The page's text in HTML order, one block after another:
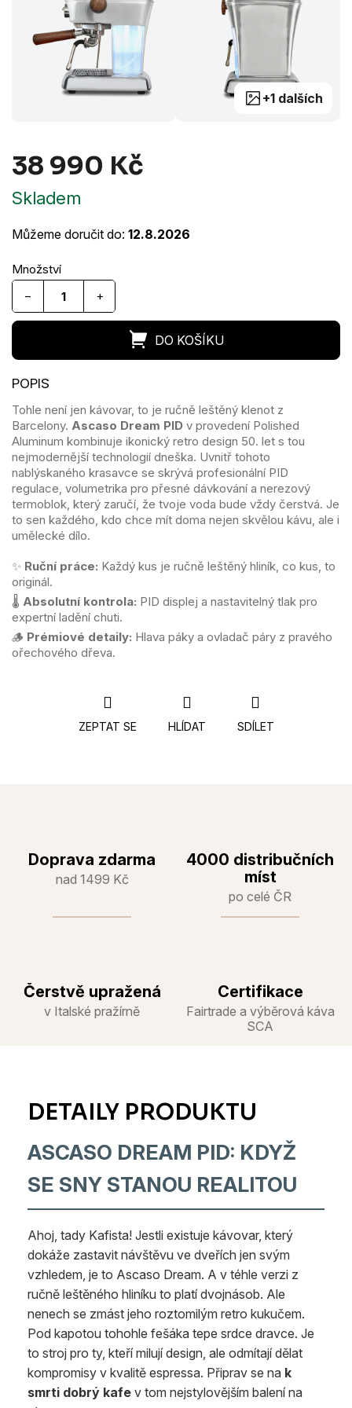
+1 dalších
38 990 Kč
Skladem
Můžeme doručit do: 12.8.2026
+
−
Tohle není jen kávovar, to je ručně leštěný klenot z
Barcelony. Ascaso Dream PID v provedení Polished
Aluminum kombinuje ikonický retro design 50. let s tou
nejmodernější technologií dneška. Uvnitř tohoto
nablýskaného krasavce se skrývá profesionální PID
regulace, volumetrika pro přesné dávkování a nerezový
termoblok, který zaručí, že tvoje voda bude vždy čerstvá. Je
to sen každého, kdo chce mít doma nejen skvělou kávu, ale i
umělecké dílo.
✨ Ruční práce: Každý kus je ručně leštěný hliník, co kus, to
originál.
🌡️ Absolutní kontrola: PID displej a nastavitelný tlak pro
expertní ladění chuti.
🪵 Prémiové detaily: Hlava páky a ovladač páry z pravého
ořechového dřeva.
ZEPTAT SE HLÍDAT SDÍLET
Doprava zdarma
nad 1499 Kč
4000 distribučních
míst
po celé ČR
Čerstvě upražená
v Italské pražírně
Certifikace
Fairtrade a výběrová káva
SCA
ASCASO DREAM PID: KDYŽ
SE SNY STANOU REALITOU
Ahoj, tady Kafista! Jestli existuje kávovar, který
dokáže zastavit návštěvu ve dveřích jen svým
vzhledem, je to Ascaso Dream. A v téhle verzi z
ručně leštěného hliníku to platí dvojnásob. Ale
nenech se zmást jeho roztomilým retro kukučem.
Pod kapotou tohohle fešáka tepe srdce dravce. Je
to stroj pro ty, kteří milují design, ale odmítají dělat
kompromisy v kvalitě espressa. Připrav se na k
smrti dobrý kafe v tom nejstylovějším balení na